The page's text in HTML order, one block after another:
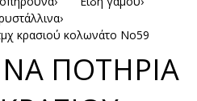
›
κρασιού κολωνάτο No59
ΠΟΤΗΡΙΑ